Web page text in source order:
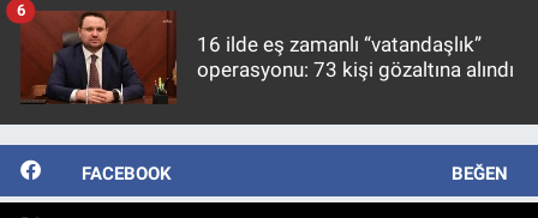
16 ilde eş zamanlı “vatandaşlık”
operasyonu: 73 kişi gözaltına alındı
6
FACEBOOK BEĞEN